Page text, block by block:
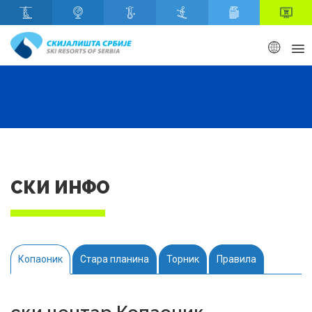
Скип то маин content
СКИ ИНФО
Копаоник Стара планина Торник Правила